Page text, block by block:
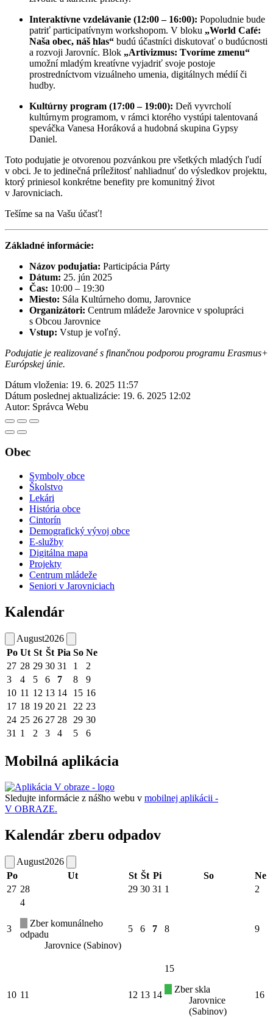
Interaktívne vzdelávanie (12:00 – 16:00): Popoludnie bude
patriť participatívnym workshopom. V bloku „World Café:
Naša obec, náš hlas“ budú účastníci diskutovať o budúcnosti
a rozvoji Jarovníc. Blok „Artivizmus: Tvoríme zmenu“
umožní mladým kreatívne vyjadriť svoje postoje
prostredníctvom vizuálneho umenia, digitálnych médií či
hudby.
Kultúrny program (17:00 – 19:00): Deň vyvrcholí
kultúrnym programom, v rámci ktorého vystúpi talentovaná
speváčka Vanesa Horáková a hudobná skupina Gypsy
Daniel.
Toto podujatie je otvorenou pozvánkou pre všetkých mladých ľudí
v obci. Je to jedinečná príležitosť nahliadnuť do výsledkov projektu,
ktorý priniesol konkrétne benefity pre komunitný život
v Jarovniciach.
Tešíme sa na Vašu účasť!
Základné informácie:
Názov podujatia: Participácia Párty
Dátum: 25. jún 2025
Čas: 10:00 – 19:30
Miesto: Sála Kultúrneho domu, Jarovnice
Organizátori: Centrum mládeže Jarovnice v spolupráci
s Obcou Jarovnice
Vstup: Vstup je voľný.
Podujatie je realizované s finančnou podporou programu Erasmus+
Európskej únie.
Dátum vloženia: 19. 6. 2025 11:57
Dátum poslednej aktualizácie: 19. 6. 2025 12:02
Autor: Správca Webu
Obec
Symboly obce
Školstvo
Lekári
História obce
Cintorín
Demografický vývoj obce
E-služby
Digitálna mapa
Projekty
Centrum mládeže
Seniori v Jarovniciach
Kalendár
August2026
Po Ut St Št Pia So Ne
27 28 29 30 31 1
2
3
4 5 6 7 8
9
10 11 12 13 14 15 16
17 18 19 20 21 22 23
24 25 26 27 28 29 30
31 1 2 3 4 5 6
Mobilná aplikácia
Sledujte informácie z nášho webu v mobilnej aplikácii -
V OBRAZE.
Kalendár zberu odpadov
August2026
Po
Ut St Št Pi So
Ne
27 28 29 30 31 1 2
3
4
Zber komunálneho
odpadu
Jarovnice (Sabinov)
5 6 7 8 9
10 11 12 13 14
15
Zber skla
Jarovnice
(Sabinov)
16